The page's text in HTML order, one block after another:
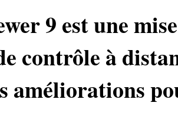
9 est une
contrôle à
améliorations